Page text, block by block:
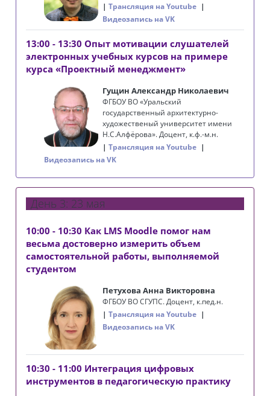
Трансляция на Youtube
Видеозапись на VK
13:00 - 13:30 Опыт мотивации слушателей
электронных учебных курсов на примере
курса «Проектный менеджмент»
Гущин Александр Николаевич
ФГБОУ ВО «Уральский
государственный архитектурно-
художественый университет имени
Н.С.Алфёрова». Доцент, к.ф.-м.н.
Трансляция на Youtube
Видеозапись на VK
День 3: 23 мая
10:00 - 10:30 Как LMS Moodle помог нам
весьма достоверно измерить объем
самостоятельной работы, выполняемой
студентом
Петухова Анна Викторовна
ФГБОУ ВО СГУПС. Доцент, к.пед.н.
Трансляция на Youtube
Видеозапись на VK
10:30 - 11:00 Интеграция цифровых
инструментов в педагогическую практику